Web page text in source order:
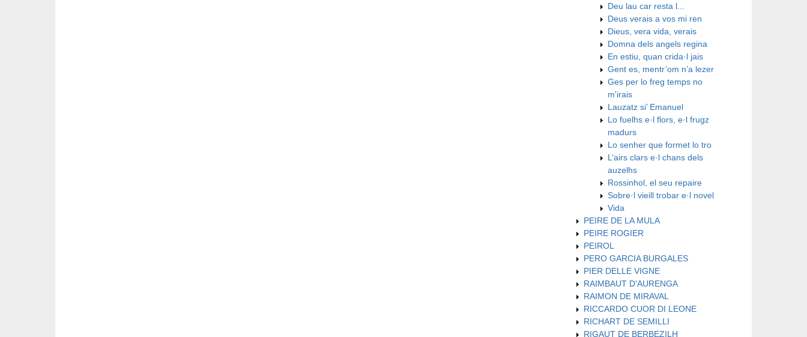
Deu lau car resta l...
Deus verais a vos mi ren
Dieus, vera vida, verais
Domna dels angels regina
En estiu, quan crida·l jais
Gent es, mentr’om n’a lezer
Ges per lo freg temps no
m'irais
Lauzatz si’ Emanuel
Lo fuelhs e·l flors, e·l frugz
madurs
Lo senher que formet lo tro
L’airs clars e·l chans dels
auzelhs
Rossinhol, el seu repaire
Sobre·l vieill trobar e·l novel
Vida
PEIRE DE LA MULA
PEIRE ROGIER
PEIROL
PERO GARCIA BURGALES
PIER DELLE VIGNE
RAIMBAUT D'AURENGA
RAIMON DE MIRAVAL
RICCARDO CUOR DI LEONE
RICHART DE SEMILLI
RIGAUT DE BERBEZILH